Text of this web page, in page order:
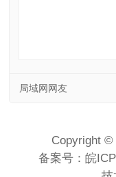
局域网网友
Copyright ©
备案号： 皖